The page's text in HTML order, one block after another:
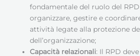
fondamentale del ruolo del
organizzare, gestire e
attività legate alla protezione
dell’organizzazione;
Capacità relazionali: Il RPD